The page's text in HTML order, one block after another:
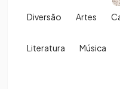
Diversão Artes
Literatura Música